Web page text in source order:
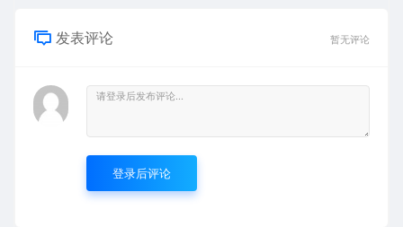
发表评论 暂无评论
登录后评论